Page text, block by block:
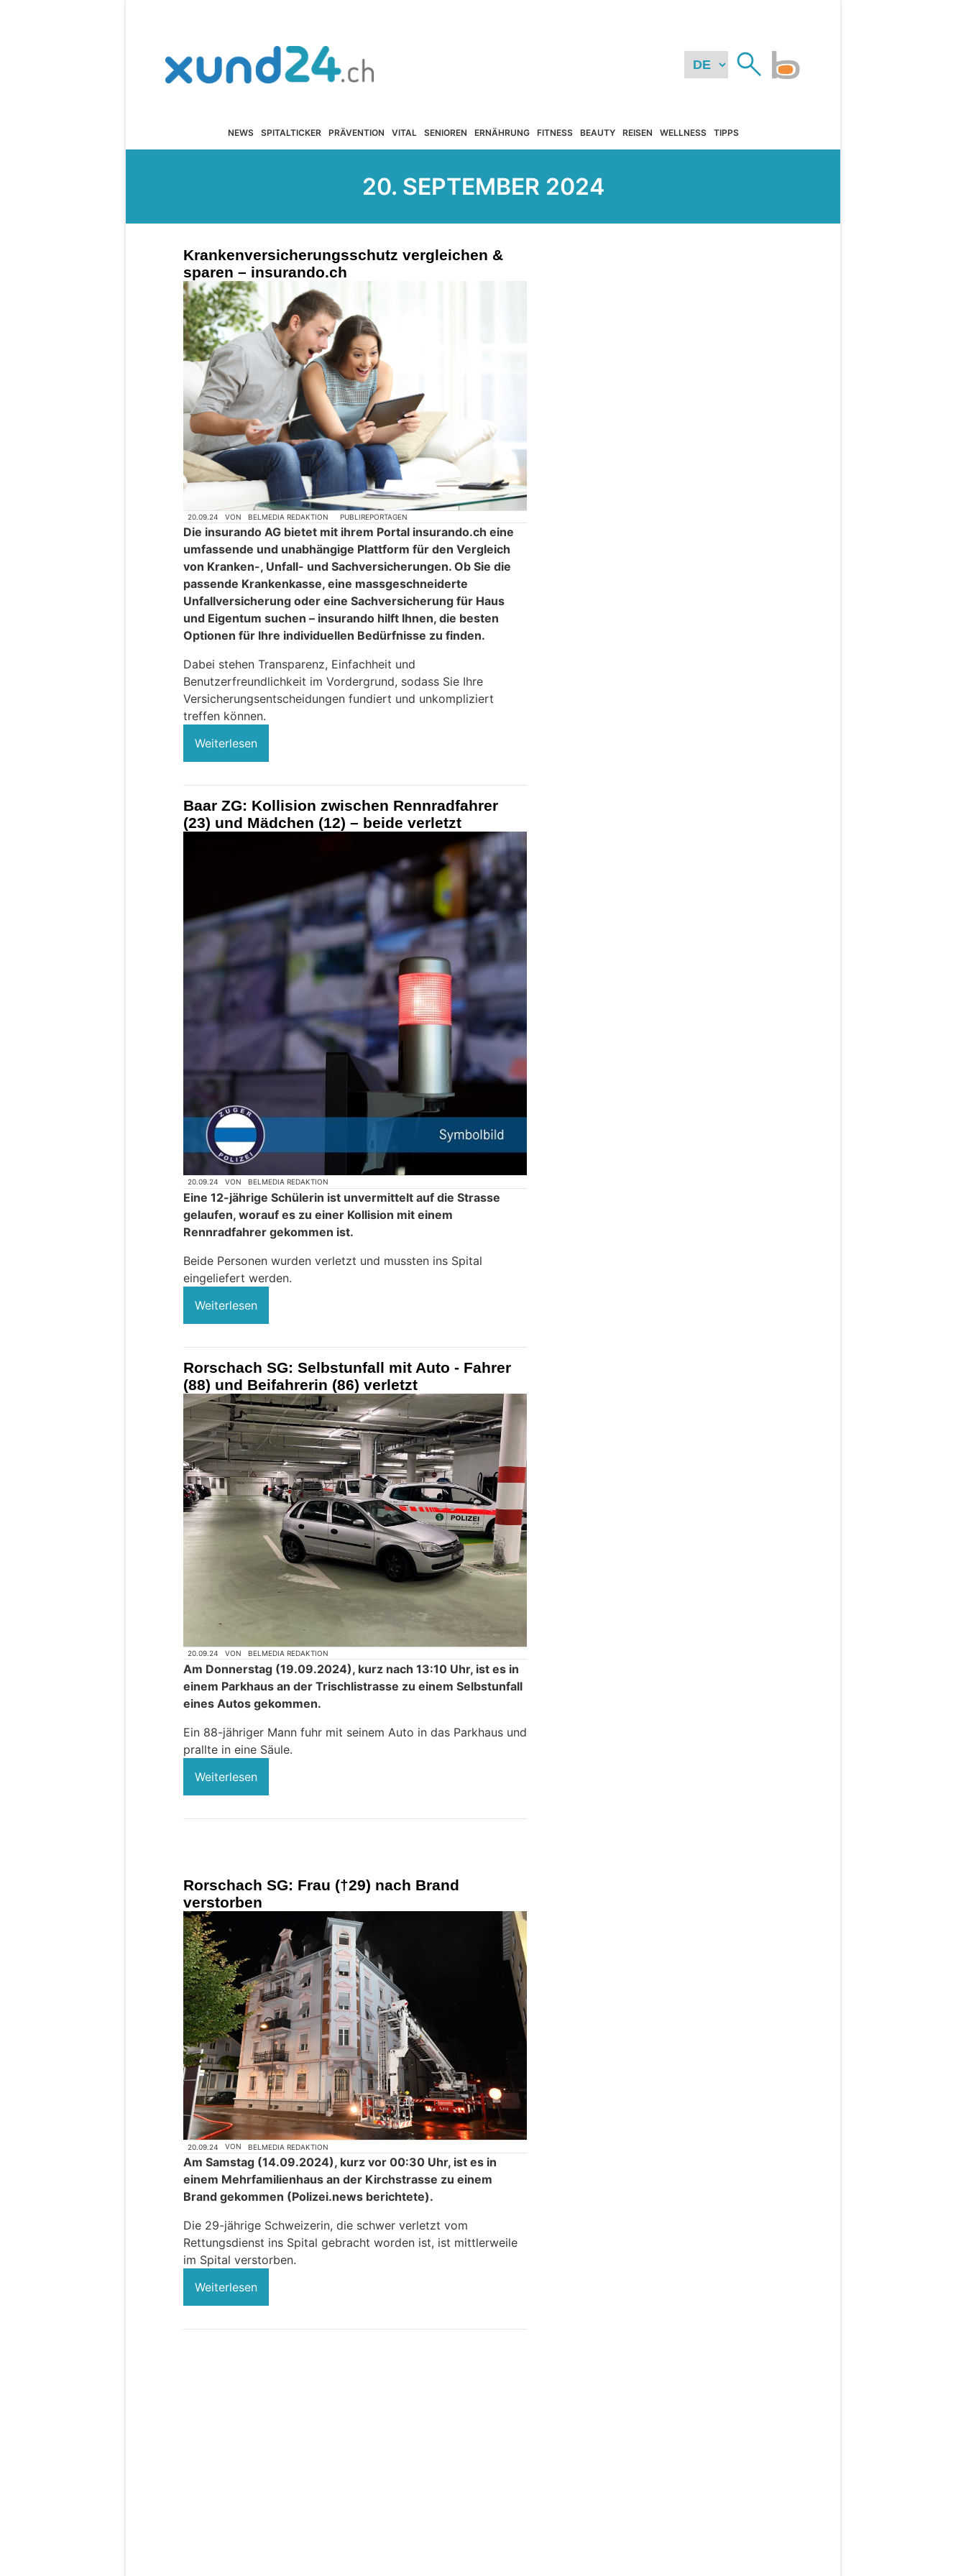
NEWS SPITALTICKER PRÄVENTION VITAL SENIOREN ERNÄHRUNG FITNESS BEAUTY REISEN WELLNESS TIPPS
20. SEPTEMBER 2024
Krankenversicherungsschutz vergleichen &
sparen – insurando.ch
20.09.24 VON BELMEDIA REDAKTION PUBLIREPORTAGEN
Die insurando AG bietet mit ihrem Portal insurando.ch eine
umfassende und unabhängige Plattform für den Vergleich
von Kranken-, Unfall- und Sachversicherungen. Ob Sie die
passende Krankenkasse, eine massgeschneiderte
Unfallversicherung oder eine Sachversicherung für Haus
und Eigentum suchen – insurando hilft Ihnen, die besten
Optionen für Ihre individuellen Bedürfnisse zu finden.
Dabei stehen Transparenz, Einfachheit und
Benutzerfreundlichkeit im Vordergrund, sodass Sie Ihre
Versicherungsentscheidungen fundiert und unkompliziert
treffen können.
Weiterlesen
Baar ZG: Kollision zwischen Rennradfahrer
(23) und Mädchen (12) – beide verletzt
20.09.24 VON BELMEDIA REDAKTION
Eine 12-jährige Schülerin ist unvermittelt auf die Strasse
gelaufen, worauf es zu einer Kollision mit einem
Rennradfahrer gekommen ist.
Beide Personen wurden verletzt und mussten ins Spital
eingeliefert werden.
Weiterlesen
Rorschach SG: Selbstunfall mit Auto - Fahrer
(88) und Beifahrerin (86) verletzt
20.09.24 VON BELMEDIA REDAKTION
Am Donnerstag (19.09.2024), kurz nach 13:10 Uhr, ist es in
einem Parkhaus an der Trischlistrasse zu einem Selbstunfall
eines Autos gekommen.
Ein 88-jähriger Mann fuhr mit seinem Auto in das Parkhaus und
prallte in eine Säule.
Weiterlesen
Rorschach SG: Frau (†29) nach Brand
verstorben
20.09.24 VON BELMEDIA REDAKTION
Am Samstag (14.09.2024), kurz vor 00:30 Uhr, ist es in
einem Mehrfamilienhaus an der Kirchstrasse zu einem
Brand gekommen (Polizei.news berichtete).
Die 29-jährige Schweizerin, die schwer verletzt vom
Rettungsdienst ins Spital gebracht worden ist, ist mittlerweile
im Spital verstorben.
Weiterlesen